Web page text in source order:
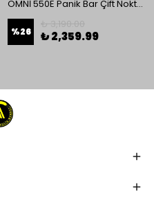
OMNİ 550E Panik Bar Çift Nokta Yüzey Tip
%26 ₺ 2,359.99